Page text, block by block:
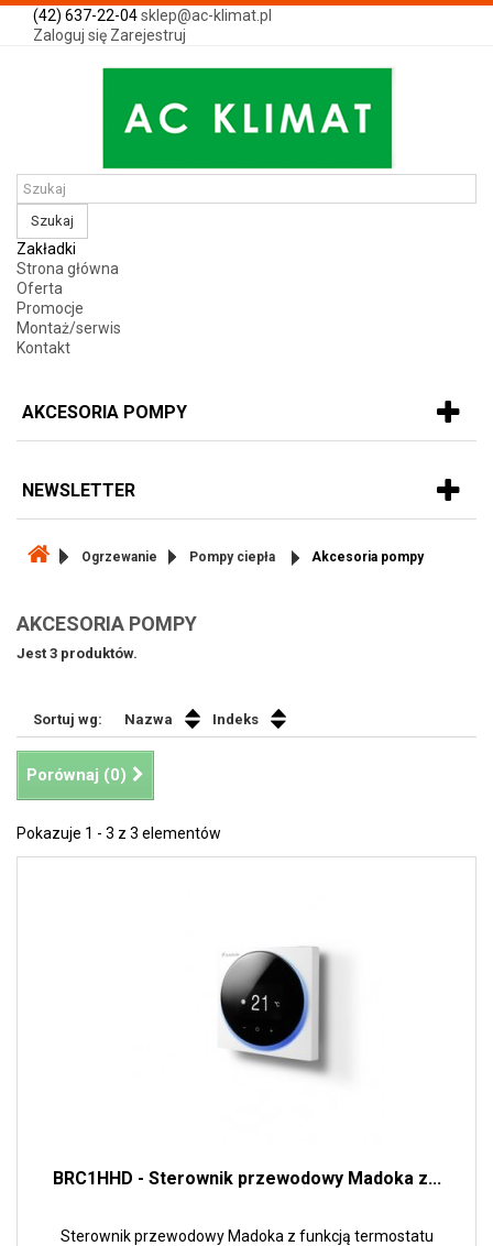
(42) 637-22-04sklep@ac-klimat.pl
Zaloguj się Zarejestruj
Szukaj
Zakładki
Strona główna
Oferta
Promocje
Montaż/serwis
Kontakt
AKCESORIA POMPY
NEWSLETTER
Ogrzewanie Pompy ciepła Akcesoria pompy
AKCESORIA POMPY
Jest 3 produktów.
Sortuj wg: Nazwa Indeks
Porównaj (0)
Pokazuje 1 - 3 z 3 elementów
BRC1HHD - Sterownik przewodowy Madoka z...
Sterownik przewodowy Madoka z funkcją termostatu